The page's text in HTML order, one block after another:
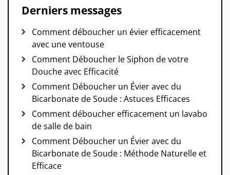
Derniers messages
Comment déboucher un évier efficacement
avec une ventouse
Comment Déboucher le Siphon de votre
Douche avec Efficacité
Comment Déboucher un Évier avec du
Bicarbonate de Soude : Astuces Efficaces
Comment déboucher efficacement un lavabo
de salle de bain
Comment Déboucher un Évier avec du
Bicarbonate de Soude : Méthode Naturelle et
Efficace